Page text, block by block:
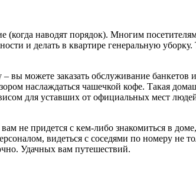
наводят порядок). Многим
и делать в квартире генеральную уборку.
можете заказать обслуживание банкетов
наслаждаться чашечкой кофе. Такая
для уставших от официальных мест
не придется с кем-либо знакомиться в
видеться с соседями по номеру не
Удачных вам путешествий.